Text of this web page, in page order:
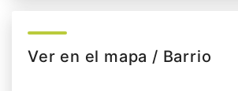
Ver en el mapa / Barrio